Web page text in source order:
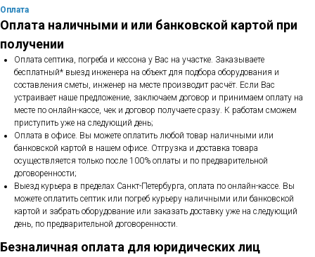
Оплата
Оплата наличными и или банковской картой при
получении
Оплата септика, погреба и кессона у Вас на участке. Заказываете
бесплатный* выезд инженера на объект для подбора оборудования и
составления сметы, инженер на месте производит расчёт. Если Вас
устраивает наше предложение, заключаем договор и принимаем оплату на
месте по онлайн-кассе, чек и договор получаете сразу. К работам сможем
приступить уже на следующий день;
Оплата в офисе. Вы можете оплатить любой товар наличными или
банковской картой в нашем офисе. Отгрузка и доставка товара
осуществляется только после 100% оплаты и по предварительной
договоренности;
Выезд курьера в пределах Санкт-Петербурга, оплата по онлайн-кассе. Вы
можете оплатить септик или погреб курьеру наличными или банковской
картой и забрать оборудование или заказать доставку уже на следующий
день, по предварительной договоренности.
Безналичная оплата для юридических лиц